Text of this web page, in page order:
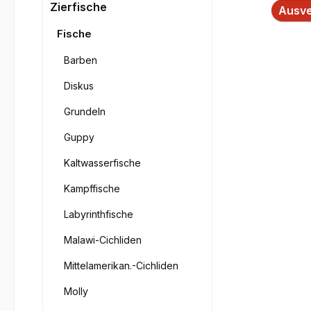
Zierfische
Fische
Barben
Diskus
Grundeln
Guppy
Kaltwasserfische
Kampffische
Labyrinthfische
Malawi-Cichliden
Mittelamerikan.-Cichliden
Molly